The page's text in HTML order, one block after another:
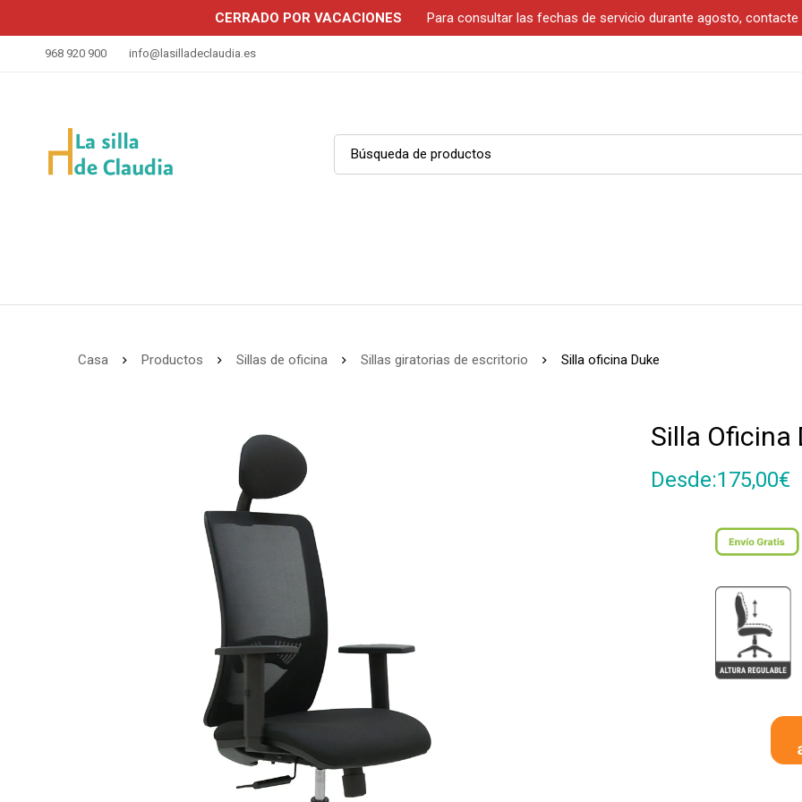
CERRADO POR VACACIONES Para consultar las fechas de servicio durante agosto,
968 920 900 info@lasilladeclaudia.es
Casa Productos Sillas de oficina Sillas giratorias de escritorio Silla oficina Duke
Silla Oficina
Desde:175,00€